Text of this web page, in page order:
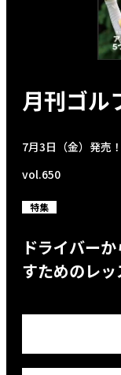
月刊ゴル
7月3日（金）発売！
vol.650
特集
ドライバー
すためのレッ